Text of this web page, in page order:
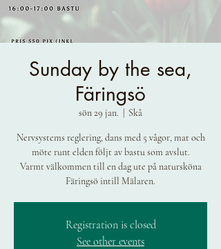
Sunday by the sea,
Färingsö
sön 29 jan. Skå
Nervsystems reglering, dans med 5 vågor, mat och
möte runt elden följt av bastu som avslut.
Varmt välkommen till en dag ute på natursköna
Färingsö intill Mälaren.
Registration is closed
See other events